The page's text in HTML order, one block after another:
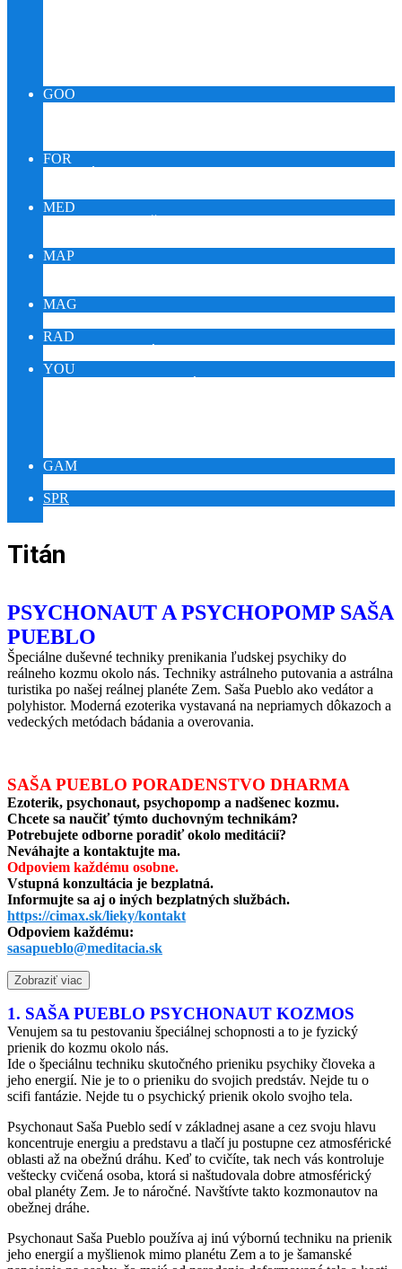
GOO
FOR
MED
MAP
MAG
RAD
YOU
GAM
SPR
Titán
PSYCHONAUT A PSYCHOPOMP SAŠA
PUEBLO
Špeciálne duševné techniky prenikania ľudskej psychiky do
reálneho kozmu okolo nás. Techniky astrálneho putovania a astrálna
turistika po našej reálnej planéte Zem. Saša Pueblo ako vedátor a
polyhistor. Moderná ezoterika vystavaná na nepriamych dôkazoch a
vedeckých metódach bádania a overovania.
SAŠA PUEBLO PORADENSTVO DHARMA
Ezoterik, psychonaut, psychopomp a nadšenec kozmu.
Chcete sa naučiť týmto duchovným technikám?
Potrebujete odborne poradiť okolo meditácií?
Neváhajte a kontaktujte ma.
Odpoviem každému osobne.
Vstupná konzultácia je bezplatná.
Informujte sa aj o iných bezplatných službách.
https://cimax.sk/lieky/kontakt
Odpoviem každému:
sasapueblo@meditacia.sk
Zobraziť viac
1. SAŠA PUEBLO PSYCHONAUT KOZMOS
Venujem sa tu pestovaniu špeciálnej schopnosti a to je fyzický
prienik do kozmu okolo nás.
Ide o špeciálnu techniku skutočného prieniku psychiky človeka a
jeho energií. Nie je to o prieniku do svojich predstáv. Nejde tu o
scifi fantázie. Nejde tu o psychický prienik okolo svojho tela.
Psychonaut Saša Pueblo sedí v základnej asane a cez svoju hlavu
koncentruje energiu a predstavu a tlačí ju postupne cez atmosférické
oblasti až na obežnú dráhu. Keď to cvičíte, tak nech vás kontroluje
veštecky cvičená osoba, ktorá si naštudovala dobre atmosférický
obal planéty Zem. Je to náročné. Navštívte takto kozmonautov na
obežnej dráhe.
Psychonaut Saša Pueblo používa aj inú výbornú techniku na prienik
jeho energií a myšlienok mimo planétu Zem a to je šamanské